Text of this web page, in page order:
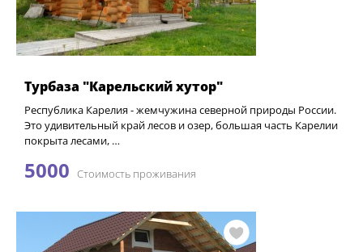
Турбаза "Карельский хутор"
Республика Карелия - жемчужина северной природы России.
Это удивительный край лесов и озер, большая часть Карелии
покрыта лесами, …
5000 Стоимость проживания